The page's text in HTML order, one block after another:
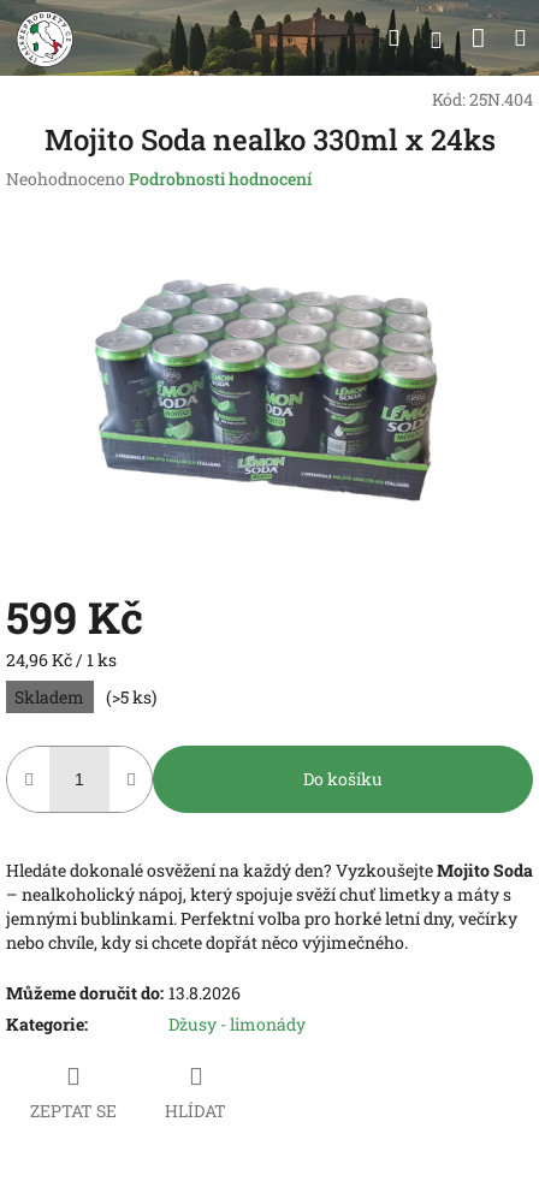
Přejít
na
obsah
Hledat
Kód:25N.404
Mojito Soda nealko 330ml x 24ks
Průměrné
Neohodnoceno Podrobnosti hodnocení
599 Kč
Měrná
cena:
24,96 Kč / 1 ks
Skladem
(>5 ks)
Do košíku
Hledáte dokonalé osvěžení na každý den? VyzkoušejteMojito Soda
– nealkoholický nápoj, který spojuje svěží chuť limetky a máty s
jemnými bublinkami. Perfektní volba pro horké letní dny, večírky
nebo chvíle, kdy si chcete dopřát něco výjimečného.
Můžeme doručit do: 13.8.2026
Kategorie: Džusy - limonády
ZEPTAT SE HLÍDAT